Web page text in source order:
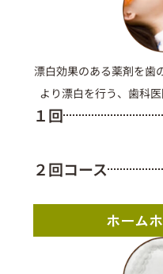
漂白効果のある薬剤を歯
より漂白を行う、歯科
１回
２回コース
ホーム